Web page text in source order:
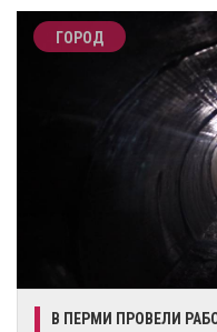
ГОРОД
В ПЕРМИ ПРОВЕЛИ